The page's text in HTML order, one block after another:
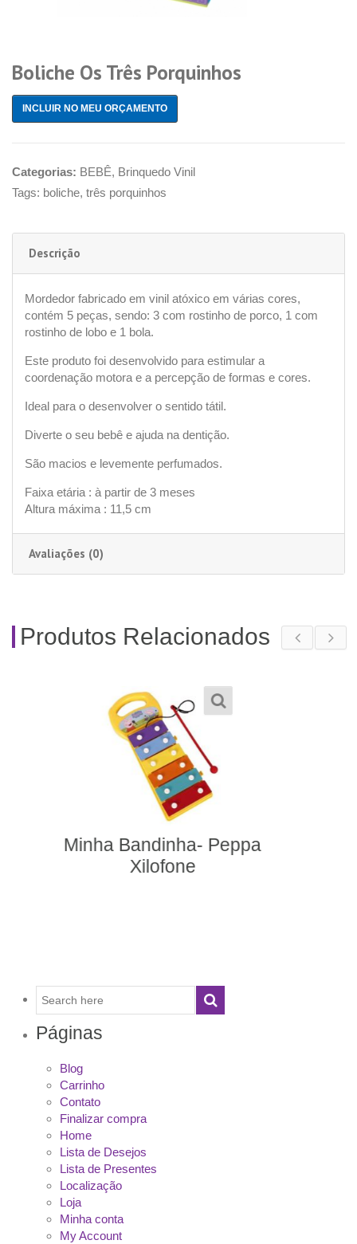
Boliche Os Três Porquinhos
INCLUIR NO MEU ORÇAMENTO
Categorias: BEBÊ, Brinquedo Vinil
Tags: boliche, três porquinhos
Descrição
Mordedor fabricado em vinil atóxico em várias cores,
contém 5 peças, sendo: 3 com rostinho de porco, 1 com
rostinho de lobo e 1 bola.
Este produto foi desenvolvido para estimular a
coordenação motora e a percepção de formas e cores.
Ideal para o desenvolver o sentido tátil.
Diverte o seu bebê e ajuda na dentição.
São macios e levemente perfumados.
Faixa etária : à partir de 3 meses
Altura máxima : 11,5 cm
Avaliações (0)
Produtos Relacionados
Zuquinha-Novo
Páginas
Blog
Carrinho
Contato
Finalizar compra
Home
Lista de Desejos
Lista de Presentes
Localização
Loja
Minha conta
My Account